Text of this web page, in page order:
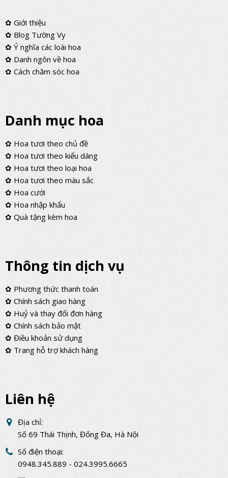
✿ Giới thiệu
✿ Blog Tường Vy
✿ Ý nghĩa các loài hoa
✿ Danh ngôn về hoa
✿ Cách chăm sóc hoa
Danh mục hoa
✿ Hoa tươi theo chủ đề
✿ Hoa tươi theo kiểu dáng
✿ Hoa tươi theo loại hoa
✿ Hoa tươi theo màu sắc
✿ Hoa cưới
✿ Hoa nhập khẩu
✿ Quà tặng kèm hoa
Thông tin dịch vụ
✿ Phương thức thanh toán
✿ Chính sách giao hàng
✿ Huỷ và thay đổi đơn hàng
✿ Chính sách bảo mật
✿ Điều khoản sử dụng
✿ Trang hỗ trợ khách hàng
Liên hệ
Địa chỉ:
Số 69 Thái Thịnh, Đống Đa, Hà Nội
Số điện thoại:
0948.345.889 - 024.3995.6665